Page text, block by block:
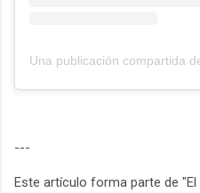
---
Este artículo forma parte de